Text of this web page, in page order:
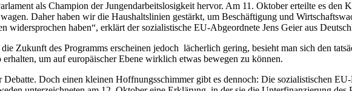
als Champion der Jungendarbeitslosigkeit hervor. Am 11. Oktober erteilte es
Daher haben wir die Haushaltslinien gestärkt, um Beschäftigung und
widersprochen haben“, erklärt der sozialistische EU-Abgeordnete Jens Geier aus
Zukunft des Programms erscheinen jedoch lächerlich gering, besieht man sich den
um auf europäischer Ebene wirklich etwas bewegen zu können.
Debatte. Doch einen kleinen Hoffnungsschimmer gibt es dennoch: Die sozialistischen